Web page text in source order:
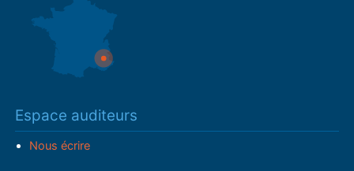
Espace auditeurs
Nous écrire